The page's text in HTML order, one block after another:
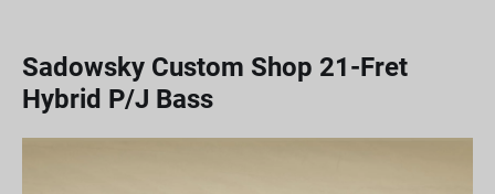
Sadowsky Custom Shop 21-Fret
Hybrid P/J Bass